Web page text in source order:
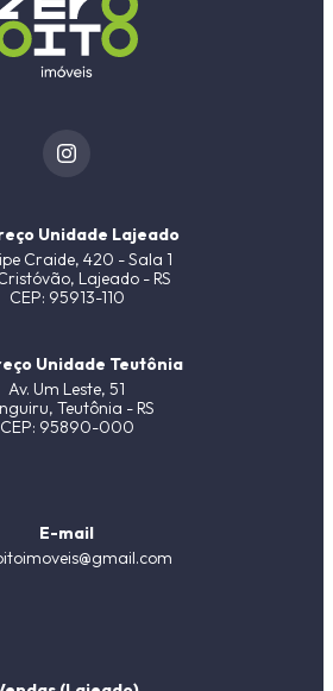
Unidade Lajeado
Craide, 420 - Sala 1
Lajeado - RS
CEP: 95913-110
Unidade Teutônia
Av. Um Leste, 51
Teutônia - RS
CEP: 95890-000
E-mail